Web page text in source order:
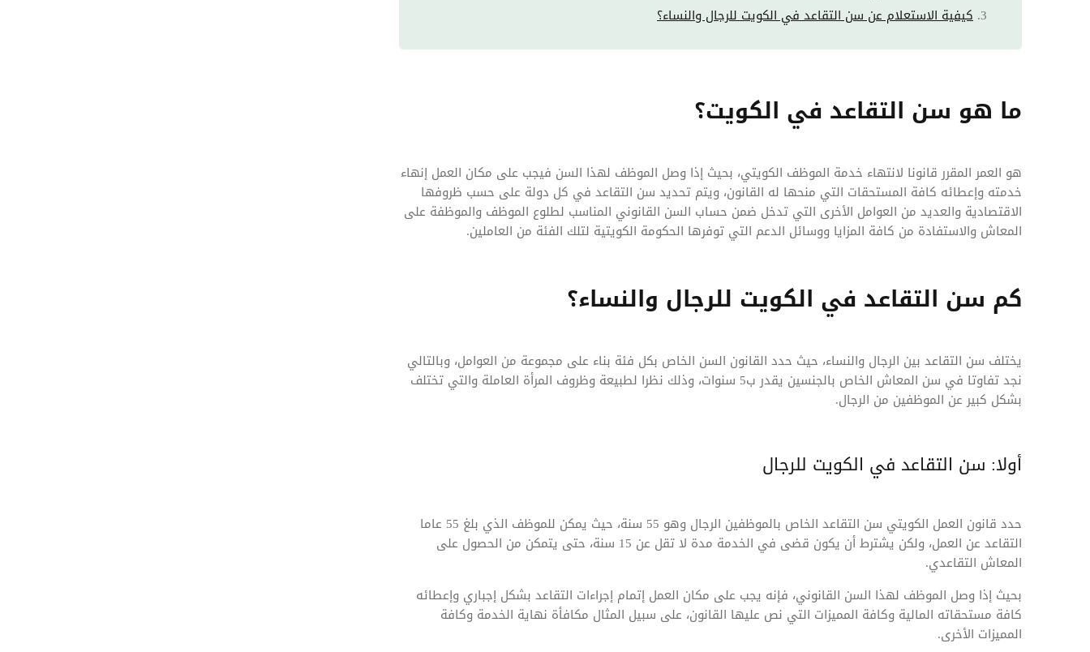
كيفية الاستعلام عن سن التقاعد في الكويت للرجال والنساء؟
ما هو سن التقاعد في الكويت؟
هو العمر المقرر قانونا لانتهاء خدمة الموظف الكويتي، بحيث إذا وصل الموظف لهذا السن فيجب على مكان العمل إنهاء
خدمته وإعطائه كافة المستحقات التي منحها له القانون، ويتم تحديد سن التقاعد في كل دولة على حسب ظروفها
الاقتصادية والعديد من العوامل الأخرى التي تدخل ضمن حساب السن القانوني المناسب لطلوع الموظف والموظفة على
المعاش والاستفادة من كافة المزايا ووسائل الدعم التي توفرها الحكومة الكويتية لتلك الفئة من العاملين.
كم سن التقاعد في الكويت للرجال والنساء؟
يختلف سن التقاعد بين الرجال والنساء، حيث حدد القانون السن الخاص بكل فئة بناء على مجموعة من العوامل، وبالتالي
نجد تفاوتا في سن المعاش الخاص بالجنسين يقدر ب5 سنوات، وذلك نظرا لطبيعة وظروف المرأة العاملة والتي تختلف
بشكل كبير عن الموظفين من الرجال.
أولا: سن التقاعد في الكويت للرجال
حدد قانون العمل الكويتي سن التقاعد الخاص بالموظفين الرجال وهو 55 سنة، حيث يمكن للموظف الذي بلغ 55 عاما
التقاعد عن العمل، ولكن يشترط أن يكون قضى في الخدمة مدة لا تقل عن 15 سنة، حتى يتمكن من الحصول على
المعاش التقاعدي.
بحيث إذا وصل الموظف لهذا السن القانوني، فإنه يجب على مكان العمل إتمام إجراءات التقاعد بشكل إجباري وإعطائه
كافة مستحقاته المالية وكافة المميزات التي نص عليها القانون، على سبيل المثال مكافأة نهاية الخدمة وكافة
المميزات الأخرى.